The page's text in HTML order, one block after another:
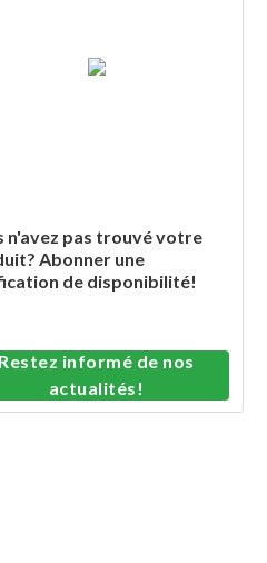
n'avez pas trouvé votre
Abonner une
de disponibilité!
informé de nos
actualités!